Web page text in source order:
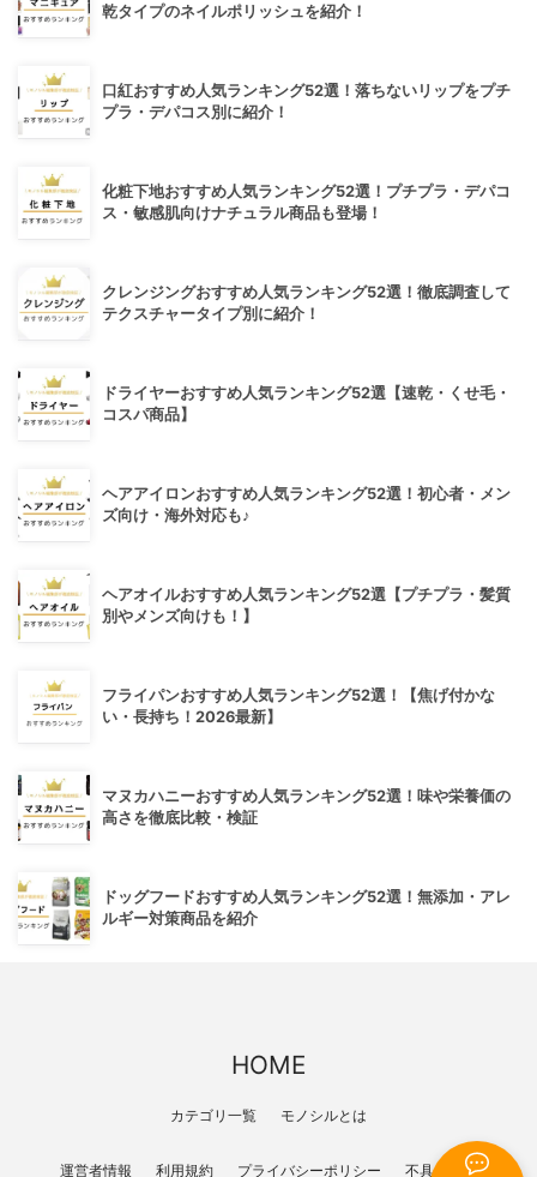
乾タイプのネイルポリッシュを紹介！
口紅おすすめ人気ランキング52選！落ちないリップをプチ
プラ・デパコス別に紹介！
化粧下地おすすめ人気ランキング52選！プチプラ・デパコ
ス・敏感肌向けナチュラル商品も登場！
クレンジングおすすめ人気ランキング52選！徹底調査して
テクスチャータイプ別に紹介！
ドライヤーおすすめ人気ランキング52選【速乾・くせ毛・
コスパ商品】
ヘアアイロンおすすめ人気ランキング52選！初心者・メン
ズ向け・海外対応も♪
ヘアオイルおすすめ人気ランキング52選【プチプラ・髪質
別やメンズ向けも！】
フライパンおすすめ人気ランキング52選！【焦げ付かな
い・長持ち！2026最新】
マヌカハニーおすすめ人気ランキング52選！味や栄養価の
高さを徹底比較・検証
ドッグフードおすすめ人気ランキング52選！無添加・アレ
ルギー対策商品を紹介
HOME
カテゴリ一覧 モノシルとは
運営者情報 利用規約 プライバシーポリシー 不具合報告